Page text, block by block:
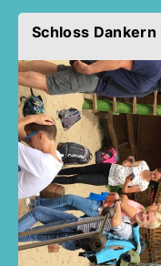
Schloss Dankern